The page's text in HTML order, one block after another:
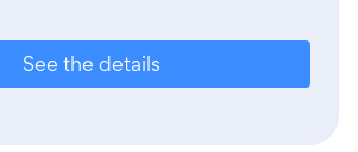
See the details